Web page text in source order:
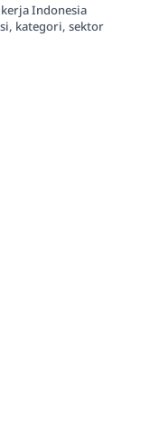
Indonesia
kategori, sektor